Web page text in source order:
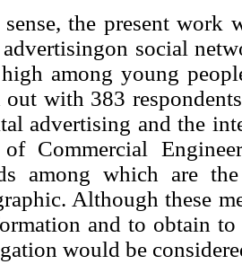
the present work
social
among young
out with 383
advertising and the
of Commercial
among which are
Although these
and to obtain to
would be